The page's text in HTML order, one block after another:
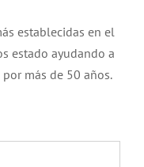
establecidas en el
estado ayudando a
más de 50 años.